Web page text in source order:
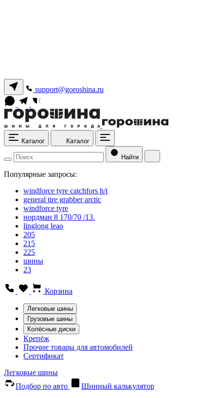
support@goroshina.ru
Каталог Каталог
Найти
Популярные запросы:
windforce tyre catchfors h/t
general tire grabber arctic
windforce tyre
нордман 8 170/70 /13.
linglong leao
205
215
225
шины
23
Корзина
Легковые шины
Грузовые шины
Колёсные диски
Крепёж
Прочие товары для автомобилей
Сертификат
Легковые шины
Подбор по авто
Шинный калькулятор